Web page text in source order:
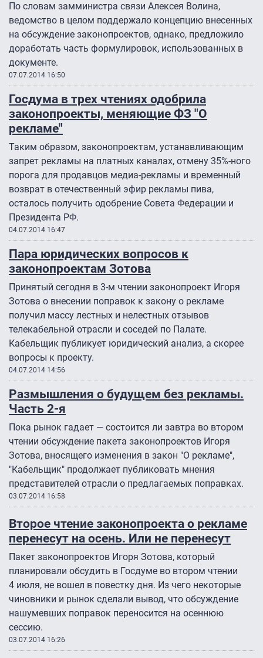
По словам замминистра связи Алексея Волина,
ведомство в целом поддержало концепцию внесенных
на обсуждение законопроектов, однако, предложило
доработать часть формулировок, использованных в
документе.
07.07.2014 16:50
Госдума в трех чтениях одобрила
законопроекты, меняющие ФЗ "О
рекламе"
Таким образом, законопроектам, устанавливающим
запрет рекламы на платных каналах, отмену 35%-ного
порога для продавцов медиа-рекламы и временный
возврат в отечественный эфир рекламы пива,
осталось получить одобрение Совета Федерации и
Президента РФ.
04.07.2014 16:47
Пара юридических вопросов к
законопроектам Зотова
Принятый сегодня в 3-м чтении законопроект Игоря
Зотова о внесении поправок к закону о рекламе
получил массу лестных и нелестных отзывов
телекабельной отрасли и соседей по Палате.
Кабельщик публикует юридический анализ, а скорее
вопросы к проекту.
04.07.2014 14:56
Размышления о будущем без рекламы.
Часть 2-я
Пока рынок гадает — состоится ли завтра во втором
чтении обсуждение пакета законопроектов Игоря
Зотова, вносящего изменения в закон "О рекламе",
"Кабельщик" продолжает публиковать мнения
представителей отрасли о предлагаемых поправках.
03.07.2014 16:58
Второе чтение законопроекта о рекламе
перенесут на осень. Или не перенесут
Пакет законопроектов Игоря Зотова, который
планировали обсудить в Госдуме во втором чтении
4 июля, не вошел в повестку дня. Из чего некоторые
чиновники и рынок сделали вывод, что обсуждение
нашумевших поправок переносится на осеннюю
сессию.
03.07.2014 16:26